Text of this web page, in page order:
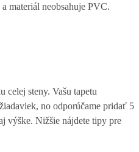
materiál neobsahuje PVC.
celej steny. Vašu tapetu
no odporúčame pridať 5
výške. Nižšie nájdete tipy pre